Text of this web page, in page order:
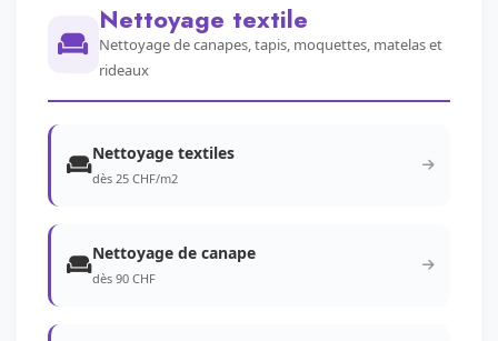
Nettoyage textile
Nettoyage de canapes, tapis, moquettes, matelas et
rideaux
Nettoyage textiles
dès 25 CHF/m2
Nettoyage de canape
dès 90 CHF